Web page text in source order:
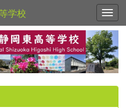
学校